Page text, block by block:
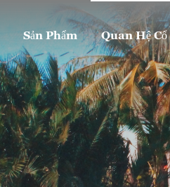
Sản Phẩm Quan Hệ